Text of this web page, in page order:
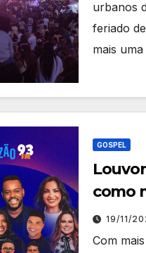
urbanos
feriado
mais
GOSPEL
como
19/11/
Com